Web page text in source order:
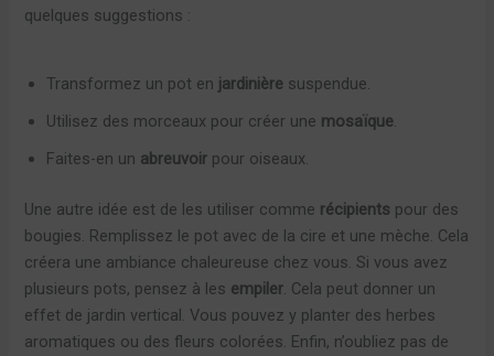
quelques suggestions :
Transformez un pot en jardinière suspendue.
Utilisez des morceaux pour créer une mosaïque.
Faites-en un abreuvoir pour oiseaux.
Une autre idée est de les utiliser comme récipients pour des
bougies. Remplissez le pot avec de la cire et une mèche. Cela
créera une ambiance chaleureuse chez vous. Si vous avez
plusieurs pots, pensez à les empiler. Cela peut donner un
effet de jardin vertical. Vous pouvez y planter des herbes
aromatiques ou des fleurs colorées. Enfin, n’oubliez pas de